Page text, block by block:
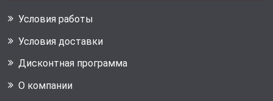
Условия работы
Условия доставки
Дисконтная программа
О компании